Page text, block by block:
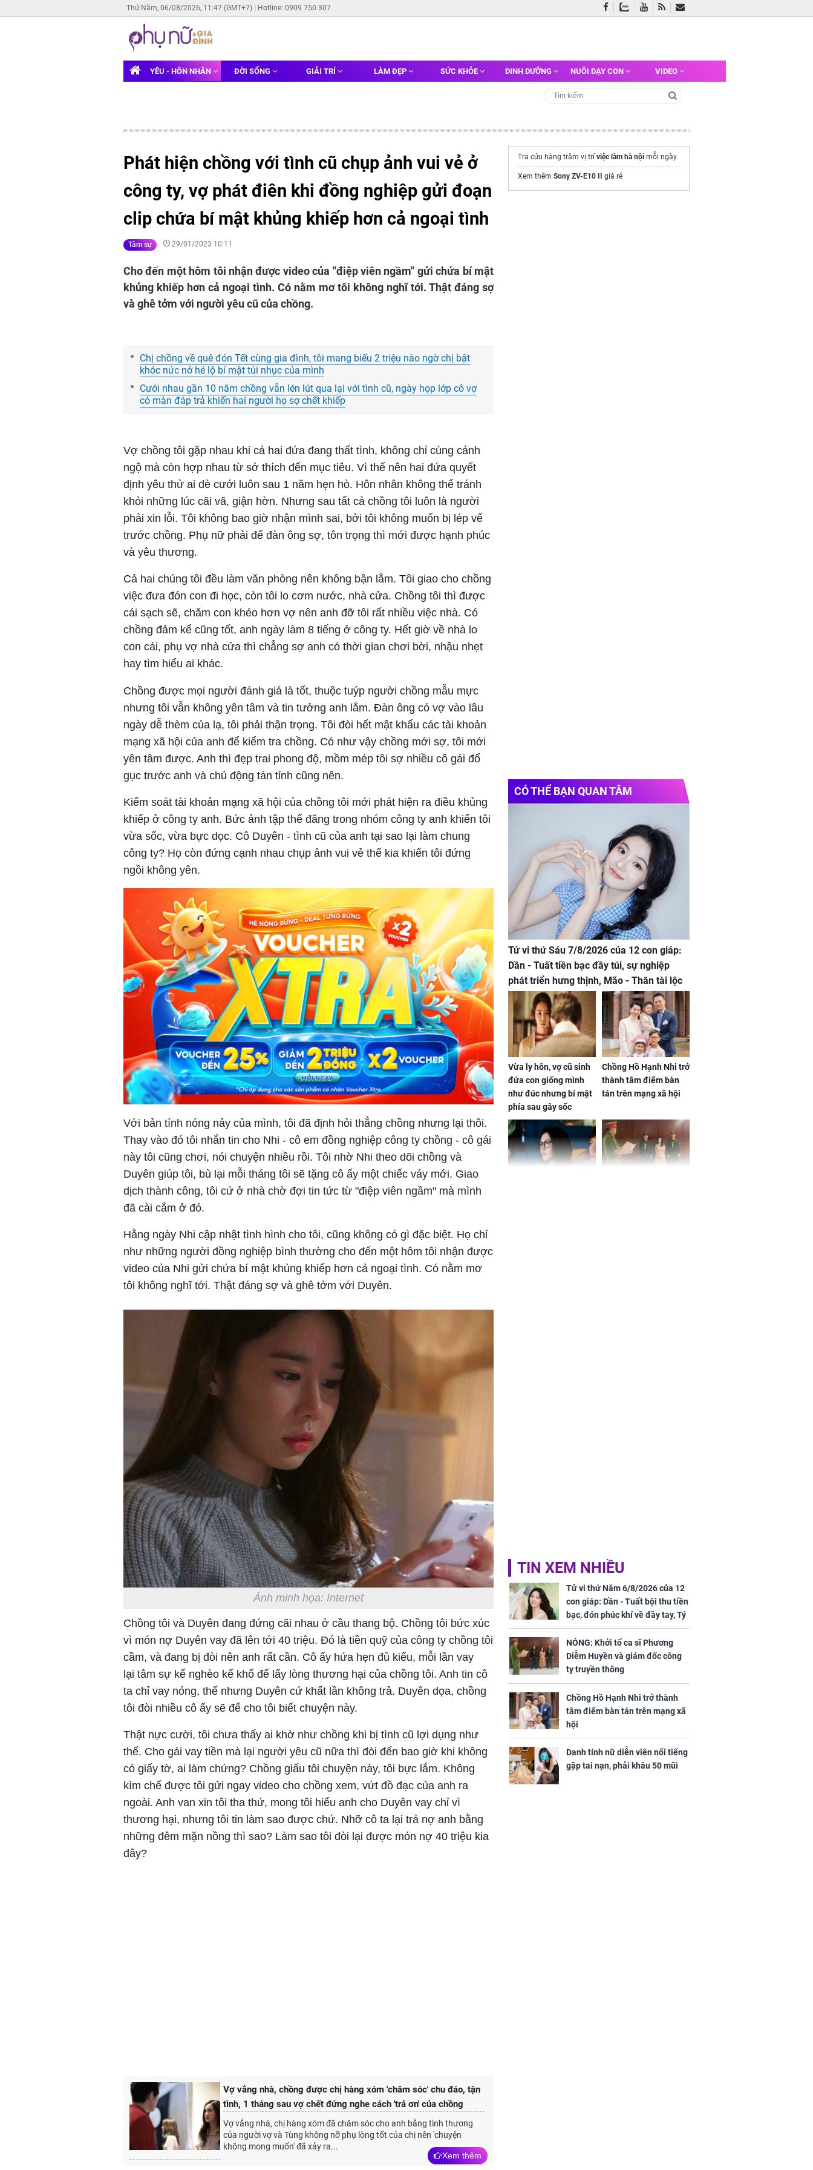
Thứ Năm, 06/08/2026, 11:47 (GMT+7) Hotline: 0909 750 307
YÊU - HÔN NHÂN ĐỜI SỐNG GIẢI TRÍ LÀM ĐẸP SỨC KHỎE DINH DƯỠNG NUÔI DẠY CON VIDEO
Phát hiện chồng với tình cũ chụp ảnh vui vẻ ở
công ty, vợ phát điên khi đồng nghiệp gửi đoạn
clip chứa bí mật khủng khiếp hơn cả ngoại tình
Tâm sự 29/01/2023 10:11
Cho đến một hôm tôi nhận được video của "điệp viên ngầm" gửi chứa bí mật
khủng khiếp hơn cả ngoại tình. Có nằm mơ tôi không nghĩ tới. Thật đáng sợ
và ghê tởm với người yêu cũ của chồng.
Chị chồng về quê đón Tết cùng gia đình, tôi mang biếu 2 triệu nào ngờ chị bật
khóc nức nở hé lộ bí mật tủi nhục của mình
Cưới nhau gần 10 năm chồng vẫn lén lút qua lại với tình cũ, ngày họp lớp cô vợ
có màn đáp trả khiến hai người họ sợ chết khiếp
Vợ chồng tôi gặp nhau khi cả hai đứa đang thất tình, không chỉ cùng cảnh
ngộ mà còn hợp nhau từ sở thích đến mục tiêu. Vì thế nên hai đứa quyết
định yêu thử ai dè cưới luôn sau 1 năm hẹn hò. Hôn nhân không thể tránh
khỏi những lúc cãi vã, giận hờn. Nhưng sau tất cả chồng tôi luôn là người
phải xin lỗi. Tôi không bao giờ nhận mình sai, bởi tôi không muốn bị lép vế
trước chồng. Phụ nữ phải để đàn ông sợ, tôn trọng thì mới được hạnh phúc
và yêu thương.
Cả hai chúng tôi đều làm văn phòng nên không bận lắm. Tôi giao cho chồng
việc đưa đón con đi học, còn tôi lo cơm nước, nhà cửa. Chồng tôi thì được
cái sạch sẽ, chăm con khéo hơn vợ nên anh đỡ tôi rất nhiều việc nhà. Có
chồng đảm kể cũng tốt, anh ngày làm 8 tiếng ở công ty. Hết giờ về nhà lo
con cái, phụ vợ nhà cửa thì chẳng sợ anh có thời gian chơi bời, nhậu nhẹt
hay tìm hiểu ai khác.
Chồng được mọi người đánh giá là tốt, thuộc tuýp người chồng mẫu mực
nhưng tôi vẫn không yên tâm và tin tưởng anh lắm. Đàn ông có vợ vào lâu
ngày dễ thèm của lạ, tôi phải thận trọng. Tôi đòi hết mật khẩu các tài khoản
mạng xã hội của anh để kiểm tra chồng. Có như vậy chồng mới sợ, tôi mới
yên tâm được. Anh thì đẹp trai phong độ, mồm mép tôi sợ nhiều cô gái đổ
gục trước anh và chủ động tán tỉnh cũng nên.
Kiểm soát tài khoản mạng xã hội của chồng tôi mới phát hiện ra điều khủng
khiếp ở công ty anh. Bức ảnh tập thể đăng trong nhóm công ty anh khiến tôi
vừa sốc, vừa bực dọc. Cô Duyên - tình cũ của anh tại sao lại làm chung
công ty? Họ còn đứng cạnh nhau chụp ảnh vui vẻ thế kia khiến tôi đứng
ngồi không yên.
Với bản tính nóng nảy của mình, tôi đã định hỏi thẳng chồng nhưng lại thôi.
Thay vào đó tôi nhắn tin cho Nhi - cô em đồng nghiệp công ty chồng - cô gái
này tôi cũng chơi, nói chuyện nhiều rồi. Tôi nhờ Nhi theo dõi chồng và
Duyên giúp tôi, bù lại mỗi tháng tôi sẽ tặng cô ấy một chiếc váy mới. Giao
dịch thành công, tôi cứ ở nhà chờ đợi tin tức từ "điệp viên ngầm" mà mình
đã cài cắm ở đó.
Hằng ngày Nhi cập nhật tình hình cho tôi, cũng không có gì đặc biệt. Họ chỉ
như những người đồng nghiệp bình thường cho đến một hôm tôi nhận được
video của Nhi gửi chứa bí mật khủng khiếp hơn cả ngoại tình. Có nằm mơ
tôi không nghĩ tới. Thật đáng sợ và ghê tởm với Duyên.
Ảnh minh họa: Internet
Chồng tôi và Duyên đang đứng cãi nhau ở cầu thang bộ. Chồng tôi bức xúc
vì món nợ Duyên vay đã lên tới 40 triệu. Đó là tiền quỹ của công ty chồng tôi
cầm, và đang bị đòi nên anh rất cần. Cô ấy hứa hẹn đủ kiểu, mỗi lần vay
lại tâm sự kể nghèo kể khổ để lấy lòng thương hại của chồng tôi. Anh tin cô
ta chỉ vay nóng, thế nhưng Duyên cứ khất lần không trả. Duyên dọa, chồng
tôi đòi nhiều cô ấy sẽ để cho tôi biết chuyện này.
Thật nực cười, tôi chưa thấy ai khờ như chồng khi bị tình cũ lợi dụng như
thế. Cho gái vay tiền mà lại người yêu cũ nữa thì đòi đến bao giờ khi không
có giấy tờ, ai làm chứng? Chồng giấu tôi chuyện này, tôi bực lắm. Không
kìm chế được tôi gửi ngay video cho chồng xem, vứt đồ đạc của anh ra
ngoài. Anh van xin tôi tha thứ, mong tôi hiểu anh cho Duyên vay chỉ vì
thương hại, nhưng tôi tin làm sao được chứ. Nhỡ cô ta lại trả nợ anh bằng
những đêm mặn nồng thì sao? Làm sao tôi đòi lại được món nợ 40 triệu kia
đây?
Vợ vắng nhà, chồng được chị hàng xóm 'chăm sóc' chu đáo, tận
tình, 1 tháng sau vợ chết đứng nghe cách 'trả ơn' của chồng
Vợ vắng nhà, chị hàng xóm đã chăm sóc cho anh bằng tình thương
của người vợ và Tùng không nỡ phụ lòng tốt của chị nên 'chuyện
không mong muốn' đã xảy ra...
Xem thêm
Tra cứu hàng trăm vị trí việc làm hà nội mỗi ngày
Xem thêm Sony ZV-E10 II giá rẻ
CÓ THỂ BẠN QUAN TÂM
Tử vi thứ Sáu 7/8/2026 của 12 con giáp:
Dần - Tuất tiền bạc đầy túi, sự nghiệp
phát triển hưng thịnh, Mão - Thân tài lộc
ảm đạm, mọi sự khó thành công mỹ mãn
Vừa ly hôn, vợ cũ sinh
đứa con giống mình
như đúc nhưng bí mật
phía sau gây sốc
Chồng Hồ Hạnh Nhi trở
thành tâm điểm bàn
tán trên mạng xã hội
TIN XEM NHIỀU
Tử vi thứ Năm 6/8/2026 của 12
con giáp: Dần - Tuất bội thu tiền
bạc, đón phúc khí về đầy tay, Tý
- Mão công việc khó khăn, tiền
bạc đội nón ra đi
NÓNG: Khởi tố ca sĩ Phương
Diễm Huyền và giám đốc công
ty truyền thông
Chồng Hồ Hạnh Nhi trở thành
tâm điểm bàn tán trên mạng xã
hội
Danh tính nữ diễn viên nổi tiếng
gặp tai nạn, phải khâu 50 mũi